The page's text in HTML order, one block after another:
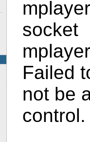
Failed
not be
control.